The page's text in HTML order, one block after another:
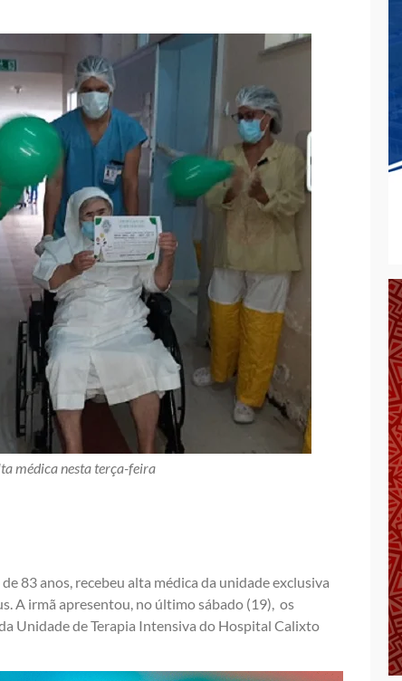
médica nesta terça-feira
83 anos, recebeu alta médica da unidade exclusiva
A irmã apresentou, no último sábado (19), os
Unidade de Terapia Intensiva do Hospital Calixto